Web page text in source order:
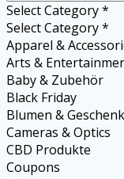
Select Category *
Select Category *
Apparel &
Arts &
Baby & Zubehör
Black Friday
Blumen &
Cameras & Optics
CBD Produkte
Coupons